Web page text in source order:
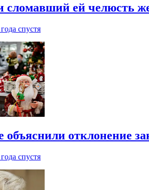
сломавший ей челюсть
спустя
объяснили отклонение
спустя